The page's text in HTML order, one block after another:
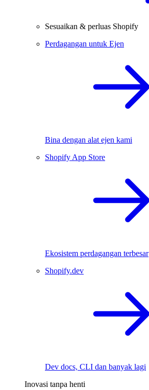
Sesuaikan & perluas Shopify
Perdagangan untuk Ejen
Bina dengan alat ejen kami
Shopify App Store
Ekosistem perdagangan terbesar
Shopify.dev
Dev docs, CLI dan banyak lagi
Inovasi tanpa henti